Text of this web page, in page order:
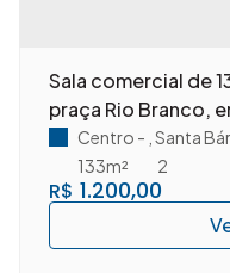
Sala comercial de
praça Rio Branco,
D'Oeste/SP.
R$ 1.200,00
Centro Santa
2
133m²